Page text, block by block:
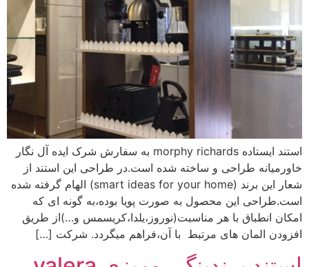
استند ایستاده morphy richards به سفارش شرک ایده آل نگار
خاورمیانه طراحی و ساخته شده است.در طراحی این استند از
شعار این برند (smart ideas for your home) الهام گرفته شده
است.طراحی این محصول به صورت پویا بوده،به گونه ای که
امکان انطباق با هر مناسبت(نوروز،یلدا،کریسمس و…)از طریق
افزودن المان های مرتبط با آن،فراهم میگردد. شرکت […]